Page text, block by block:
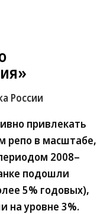
России
привлекать
репо в масштабе,
2008–
подошли
5% годовых),
на уровне 3%.